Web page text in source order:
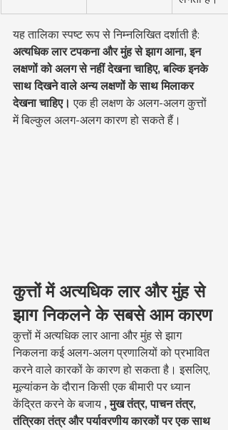
यह तालिका स्पष्ट रूप से निम्नलिखित दर्शाती है:
अत्यधिक लार टपकना और मुंह से झाग आना, इन
लक्षणों को अलग से नहीं देखना चाहिए, बल्कि इनके
साथ दिखने वाले अन्य लक्षणों के साथ मिलाकर
देखना चाहिए। एक ही लक्षण के अलग-अलग कुत्तों
में बिल्कुल अलग-अलग कारण हो सकते हैं।
कुत्तों में अत्यधिक लार और मुंह से
झाग निकलने के सबसे आम कारण
कुत्तों में अत्यधिक लार आना और मुंह से झाग
निकलना कई अलग-अलग प्रणालियों को प्रभावित
करने वाले कारकों के कारण हो सकता है। इसलिए,
मूल्यांकन के दौरान किसी एक बीमारी पर ध्यान
केंद्रित करने के बजाय , मुख तंत्र, पाचन तंत्र,
तंत्रिका तंत्र और पर्यावरणीय कारकों पर एक साथ